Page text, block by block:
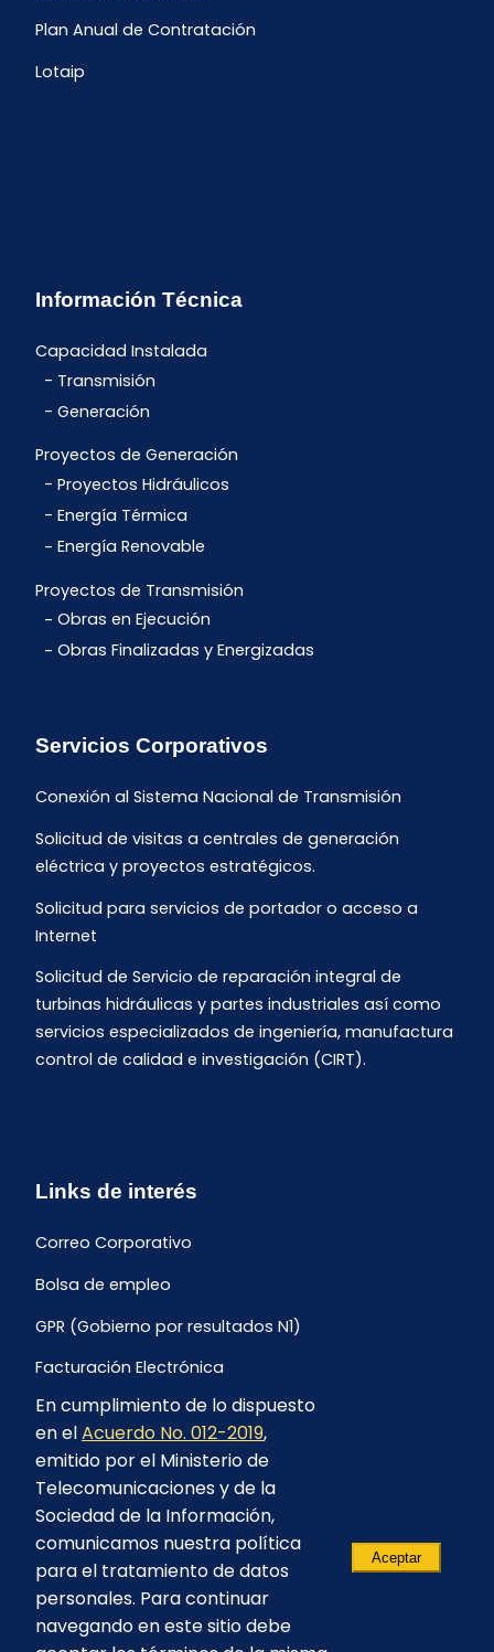
Plan Anual de Contratación
Lotaip
Información Técnica
Capacidad Instalada
Transmisión
Generación
Proyectos de Generación
Proyectos Hidráulicos
Energía Térmica
Energía Renovable
Proyectos de Transmisión
Obras en Ejecución
Obras Finalizadas y Energizadas
Servicios Corporativos
Conexión al Sistema Nacional de Transmisión
Solicitud de visitas a centrales de generación
eléctrica y proyectos estratégicos.
Solicitud para servicios de portador o acceso a
Internet
Solicitud de Servicio de reparación integral de
turbinas hidráulicas y partes industriales así como
servicios especializados de ingeniería, manufactura
control de calidad e investigación (CIRT).
Links de interés
Correo Corporativo
Bolsa de empleo
GPR (Gobierno por resultados N1)
Facturación Electrónica
Archivo Histórico de Facturación
Portal Ambiental y Social
Proyecto Geotérmico Chachimbiro
Contratación consultoría mediante “Lista Corta”
Reglamento de Procesos Asociativos
En cumplimiento de lo dispuesto
en elAcuerdo No. 012-2019,
emitido por el Ministerio de
Telecomunicaciones y de la
Sociedad de la Información,
comunicamos nuestra política
para el tratamiento de datos
personales. Para continuar
navegando en este sitio debe
Aceptar